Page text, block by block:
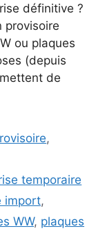
définitive ?
provisoire
ou plaques
(depuis
de
,
temporaire
import,
WW, plaques